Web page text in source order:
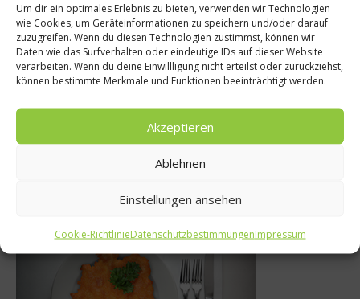
Um dir ein optimales Erlebnis zu bieten, verwenden wir Technologien
wie Cookies, um Geräteinformationen zu speichern und/oder darauf
zuzugreifen. Wenn du diesen Technologien zustimmst, können wir
Daten wie das Surfverhalten oder eindeutige IDs auf dieser Website
verarbeiten. Wenn du deine Einwillligung nicht erteilst oder zurückziehst,
können bestimmte Merkmale und Funktionen beeinträchtigt werden.
Akzeptieren
Ablehnen
Einstellungen ansehen
Cookie-RichtlinieDatenschutzbestimmungenImpressum
eröffnet
Adventskalender
Adventskalender
14. November 2012
Was isst Deutschland